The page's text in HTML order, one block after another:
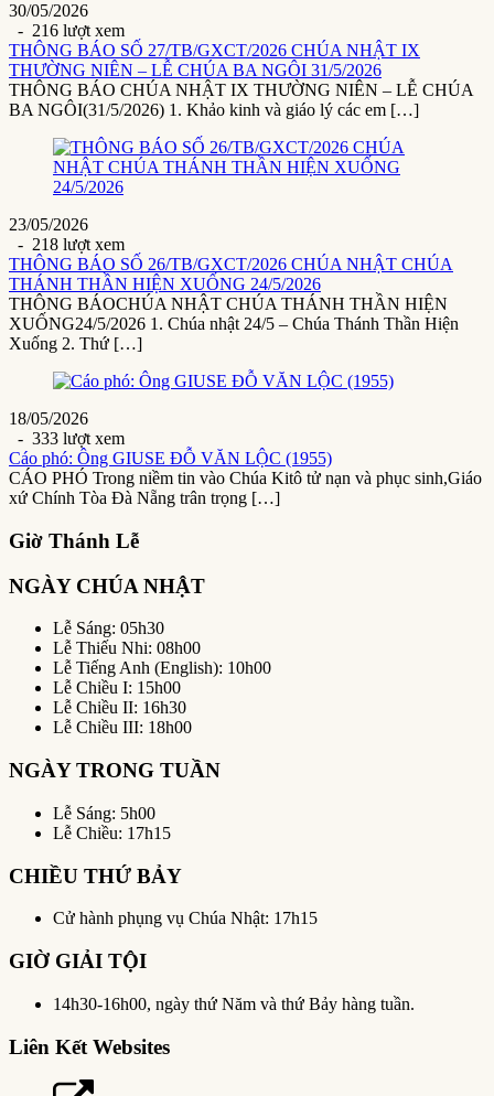
30/05/2026
- 216 lượt xem
THÔNG BÁO SỐ 27/TB/GXCT/2026 CHÚA NHẬT IX
THƯỜNG NIÊN – LỄ CHÚA BA NGÔI 31/5/2026
THÔNG BÁO CHÚA NHẬT IX THƯỜNG NIÊN – LỄ CHÚA
BA NGÔI(31/5/2026) 1. Khảo kinh và giáo lý các em […]
23/05/2026
- 218 lượt xem
THÔNG BÁO SỐ 26/TB/GXCT/2026 CHÚA NHẬT CHÚA
THÁNH THẦN HIỆN XUỐNG 24/5/2026
THÔNG BÁOCHÚA NHẬT CHÚA THÁNH THẦN HIỆN
XUỐNG24/5/2026 1. Chúa nhật 24/5 – Chúa Thánh Thần Hiện
Xuống 2. Thứ […]
18/05/2026
- 333 lượt xem
Cáo phó: Ông GIUSE ĐỖ VĂN LỘC (1955)
CÁO PHÓ Trong niềm tin vào Chúa Kitô tử nạn và phục sinh,Giáo
xứ Chính Tòa Đà Nẵng trân trọng […]
Giờ Thánh Lễ
NGÀY CHÚA NHẬT
Lễ Sáng: 05h30
Lễ Thiếu Nhi: 08h00
Lễ Tiếng Anh (English): 10h00
Lễ Chiều I: 15h00
Lễ Chiều II: 16h30
Lễ Chiều III: 18h00
NGÀY TRONG TUẦN
Lễ Sáng: 5h00
Lễ Chiều: 17h15
CHIỀU THỨ BẢY
Cử hành phụng vụ Chúa Nhật: 17h15
GIỜ GIẢI TỘI
14h30-16h00, ngày thứ Năm và thứ Bảy hàng tuần.
Liên Kết Websites